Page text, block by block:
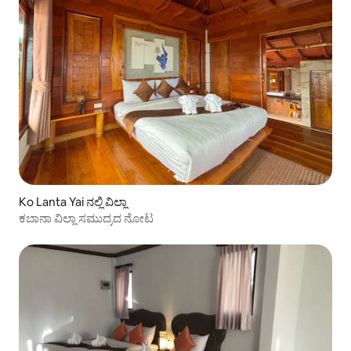
Ko Lanta Yai ನಲ್ಲಿ ವಿಲ್ಲಾ
ಕಬಾನಾ ವಿಲ್ಲಾ ಸಮುದ್ರದ ನೋಟ